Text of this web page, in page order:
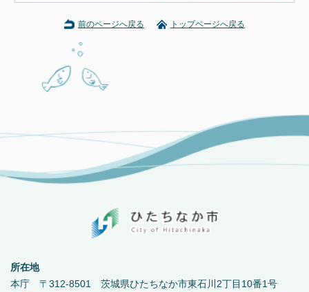
前のページへ戻る トップページへ戻る
所在地
本庁 〒312-8501 茨城県ひたちなか市東石川2丁目10番1号